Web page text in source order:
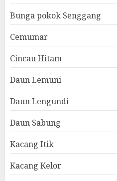
Bunga pokok Senggang
Cemumar
Cincau Hitam
Daun Lemuni
Daun Lengundi
Daun Sabung
Kacang Itik
Kacang Kelor